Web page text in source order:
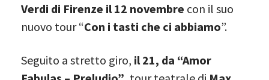
Verdi di Firenze il 12 novembre con il suo
nuovo tour “Con i tasti che ci abbiamo”.
Seguito a stretto giro, il 21, da “Amor